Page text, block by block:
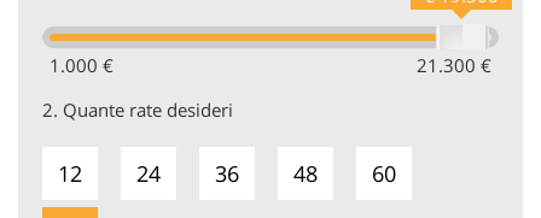
1.000 € 21.300 €
2. Quante rate desideri
12 24 36 48 60